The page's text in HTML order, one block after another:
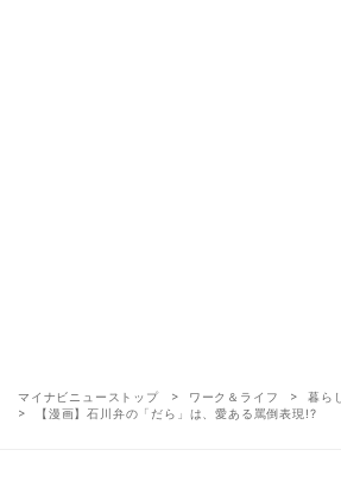
マイナビニューストップ ワーク＆ライフ
暮らし
【漫画】石川弁の「だら」は、愛ある罵倒表現!?